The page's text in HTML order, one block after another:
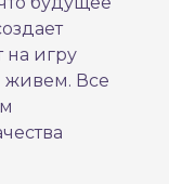
на игру
живем. Все